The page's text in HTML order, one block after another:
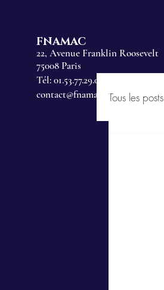
FNAMAC
22, Avenue Franklin Roosevelt
75008 Paris
Tél: 01.53.77.29.00
contact@fnamac.frTous les posts